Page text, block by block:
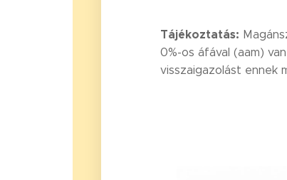
Tájékoztatás:
0%-os áfával (aam)
visszaigazolást ennek